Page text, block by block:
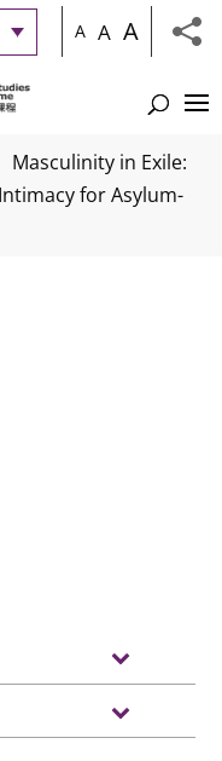
A A A
Masculinity in Exile:
for Asylum-